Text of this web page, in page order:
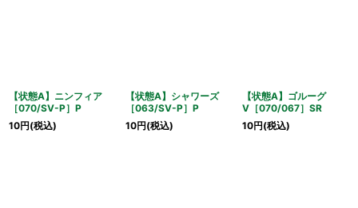
【状態A】ニンフィア
［070/SV-P］P
10円(税込)
【状態A】シャワーズ
［063/SV-P］P
10円(税込)
【状態A】ゴルーグ
V［070/067］SR
10円(税込)